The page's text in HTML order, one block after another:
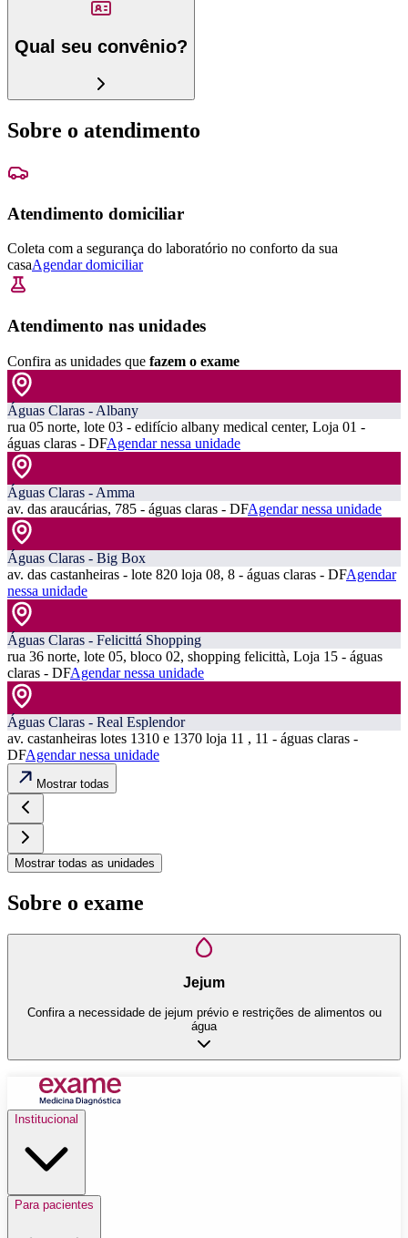
Qual seu convênio?
Sobre o atendimento
Atendimento domiciliar
Coleta com a segurança do laboratório no conforto da sua
casaAgendar domiciliar
Atendimento nas unidades
Confira as unidades que fazem o exame
Águas Claras - Albany
rua 05 norte, lote 03 - edifício albany medical center, Loja 01 -
águas claras - DFAgendar nessa unidade
Águas Claras - Amma
av. das araucárias, 785 - águas claras - DFAgendar nessa unidade
Águas Claras - Big Box
av. das castanheiras - lote 820 loja 08, 8 - águas claras - DFAgendar
nessa unidade
Águas Claras - Felicittá Shopping
rua 36 norte, lote 05, bloco 02, shopping felicittà, Loja 15 - águas
claras - DFAgendar nessa unidade
Águas Claras - Real Esplendor
av. castanheiras lotes 1310 e 1370 loja 11 , 11 - águas claras -
DFAgendar nessa unidade
Mostrar todas
Mostrar todas as unidades
Sobre o exame
Jejum
Confira a necessidade de jejum prévio e restrições de alimentos ou
água
Institucional
Para pacientes